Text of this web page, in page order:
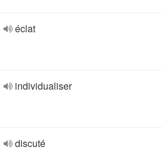
éclat
individualiser
discuté